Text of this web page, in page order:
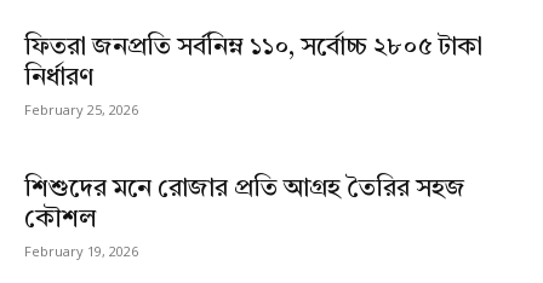
ফিতরা জনপ্রতি সর্বনিম্ন ১১০, সর্বোচ্চ ২৮০৫ টাকা
নির্ধারণ
February 25, 2026
শিশুদের মনে রোজার প্রতি আগ্রহ তৈরির সহজ
কৌশল
February 19, 2026